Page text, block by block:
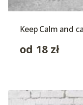
Keep Calm and
od 18 zł